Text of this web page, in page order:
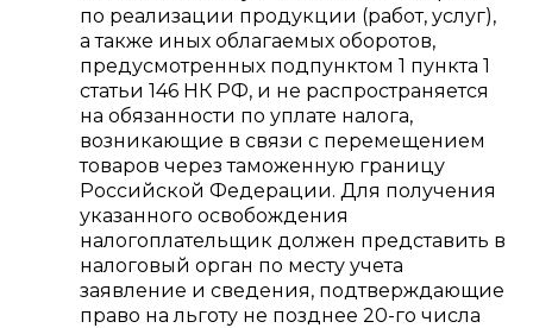
по реализации продукции (работ, услуг),
а также иных облагаемых оборотов,
предусмотренных подпунктом 1 пункта 1
статьи 146 НК РФ, и не распространяется
на обязанности по уплате налога,
возникающие в связи с перемещением
товаров через таможенную границу
Российской Федерации. Для получения
указанного освобождения
налогоплательщик должен представить в
налоговый орган по месту учета
заявление и сведения, подтверждающие
право на льготу не позднее 20-го числа